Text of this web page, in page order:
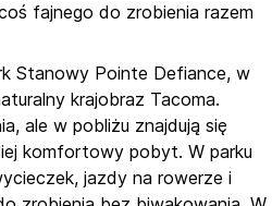
fajnego do zrobienia razem
Stanowy Pointe Defiance, w
krajobraz Tacoma.
ale w pobliżu znajdują się
komfortowy pobyt. W parku
jazdy na rowerze i